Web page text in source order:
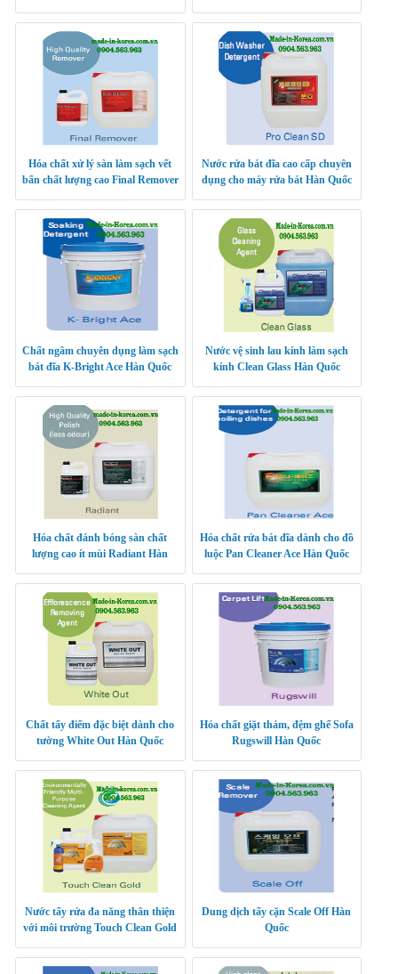
Hóa chất xử lý sàn làm sạch vết
bẩn chất lượng cao Final Remover
Nước rửa bát đĩa cao cấp chuyên
dụng cho máy rửa bát Hàn Quốc
Chất ngâm chuyên dụng làm sạch
bát đĩa K-Bright Ace Hàn Quốc
Nước vệ sinh lau kính làm sạch
kính Clean Glass Hàn Quốc
Hóa chất đánh bóng sàn chất
lượng cao ít mùi Radiant Hàn
Hóa chất rửa bát đĩa dành cho đồ
luộc Pan Cleaner Ace Hàn Quốc
Chất tẩy điểm đặc biệt dành cho
tường White Out Hàn Quốc
Hóa chất giặt thảm, đệm ghế Sofa
Rugswill Hàn Quốc
Nước tẩy rửa đa năng thân thiện
với môi trường Touch Clean Gold
Dung dịch tẩy cặn Scale Off Hàn
Quốc